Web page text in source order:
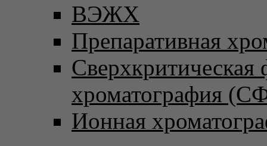
ВЭЖХ
Препаративная
хроматография
Ионная